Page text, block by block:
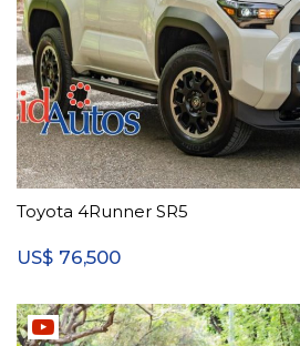
Toyota 4Runner SR5
US$ 76,500